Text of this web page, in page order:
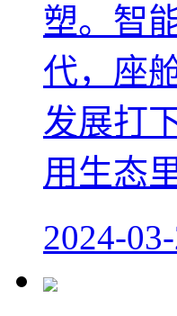
塑。智
代，座
发展打
用生态
2024-